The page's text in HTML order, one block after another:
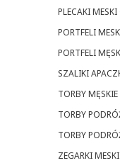
PLECAKI MESKI
PORTFELI
PORTFELI
SZALIKI
TORBY
TORBY
TORBY
ZEGARKI MESKI